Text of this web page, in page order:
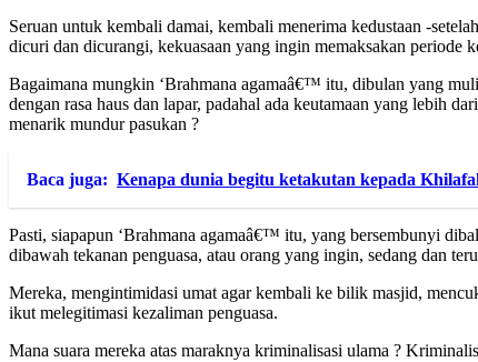
Seruan untuk kembali damai, kembali menerima kedustaan -
dicuri dan dicurangi, kekuasaan yang ingin memaksakan periode
Bagaimana mungkin ‘Brahmana agamaâ€™ itu, dibulan yang
dengan rasa haus dan lapar, padahal ada keutamaan yang lebih
menarik mundur pasukan ?
Baca juga: Kenapa dunia begitu ketakutan kepada
Pasti, siapapun ‘Brahmana agamaâ€™ itu, yang bersembunyi
dibawah tekanan penguasa, atau orang yang ingin, sedang dan
Mereka, mengintimidasi umat agar kembali ke bilik masjid,
ikut melegitimasi kezaliman penguasa.
Mana suara mereka atas maraknya kriminalisasi ulama ?